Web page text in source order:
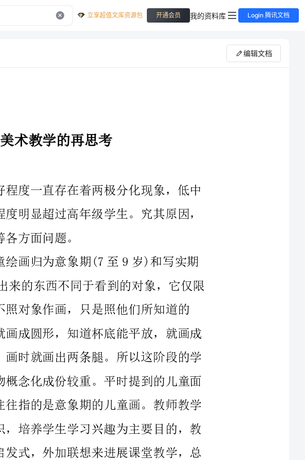
立享超值文库资源包 开通会员 我的资料库 Login 腾讯文档
编辑文档
是六年级学生知识阅历丰富了，从心理上讲他们认为自已是中学生
了，有了一种成熟感，再也不喜欢儿童那种绘画了，开始仿成人的
方法作画，追求表现得真实和有立体感，儿童画的天真、大胆、坦
多年来，学生对美术课的爱好程度一直存在着两极分化现象，低中
(10岁开始)。意象期儿童画出来的东西不同于看到的对象，它仅限
于再现事物的粗略特征，而不照对象作画，只是照他们所知道的
画，如知道杯口是圆的，他就画成圆形，知道杯底能平放，就画成
水平横线，知道人有两条腿，画时就画出两条腿。所以这阶段的学
童趣和学生对美术浓厚兴趣往往指的是意象期的儿童画。教师教学
中也是以讲述粗浅的美术知识，培养学生学习兴趣为主要目的，教
学手段形式多样，往往采用启发式，外加联想来进展课堂教学，总